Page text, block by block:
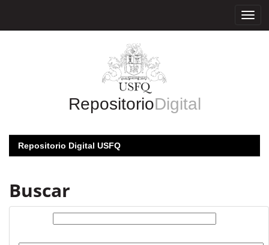
RepositorioDigital
Repositorio Digital USFQ
Buscar